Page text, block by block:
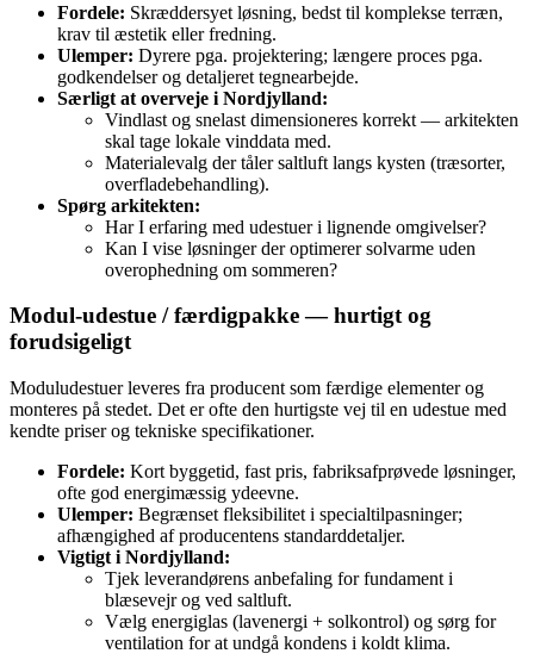
Fordele: Skræddersyet løsning, bedst til komplekse terræn,
krav til æstetik eller fredning.
Ulemper: Dyrere pga. projektering; længere proces pga.
godkendelser og detaljeret tegnearbejde.
Særligt at overveje i Nordjylland:
Vindlast og snelast dimensioneres korrekt — arkitekten
skal tage lokale vinddata med.
Materialevalg der tåler saltluft langs kysten (træsorter,
overfladebehandling).
Spørg arkitekten:
Har I erfaring med udestuer i lignende omgivelser?
Kan I vise løsninger der optimerer solvarme uden
overophedning om sommeren?
Modul‑udestue / færdigpakke — hurtigt og
forudsigeligt
Moduludestuer leveres fra producent som færdige elementer og
monteres på stedet. Det er ofte den hurtigste vej til en udestue med
kendte priser og tekniske specifikationer.
Fordele: Kort byggetid, fast pris, fabriksafprøvede løsninger,
ofte god energimæssig ydeevne.
Ulemper: Begrænset fleksibilitet i specialtilpasninger;
afhængighed af producentens standarddetaljer.
Vigtigt i Nordjylland:
Tjek leverandørens anbefaling for fundament i
blæsevejr og ved saltluft.
Vælg energiglas (lavenergi + solkontrol) og sørg for
ventilation for at undgå kondens i koldt klima.